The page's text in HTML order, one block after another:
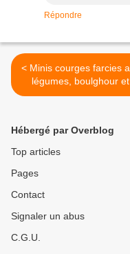
Répondre
< Minis courges farcies aux
légumes, boulghour et
quinoa
Hébergé par Overblog
Top articles
Pages
Contact
Signaler un abus
C.G.U.